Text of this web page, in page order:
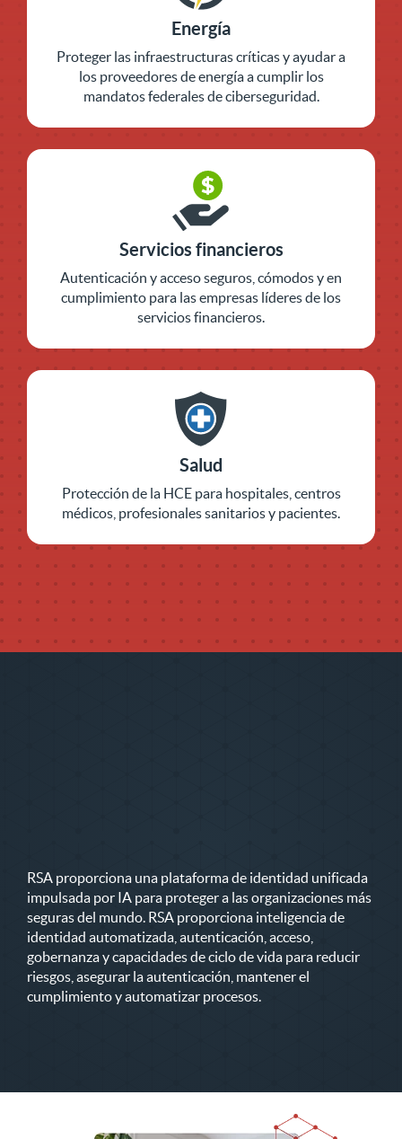
Energía
Proteger las infraestructuras críticas y ayudar a
los proveedores de energía a cumplir los
mandatos federales de ciberseguridad.
Servicios financieros
Autenticación y acceso seguros, cómodos y en
cumplimiento para las empresas líderes de los
servicios financieros.
Salud
Protección de la HCE para hospitales, centros
médicos, profesionales sanitarios y pacientes.
RSA proporciona una plataforma de identidad unificada
impulsada por IA para proteger a las organizaciones más
seguras del mundo. RSA proporciona inteligencia de
identidad automatizada, autenticación, acceso,
gobernanza y capacidades de ciclo de vida para reducir
riesgos, asegurar la autenticación, mantener el
cumplimiento y automatizar procesos.